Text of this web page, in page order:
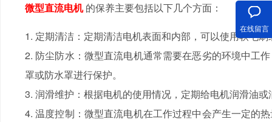
微型直流电机 的保养主要包括以下几个方面：
1. 定期清洁：定期清洁电机表面和内部，可以使用软毛刷
2. 防尘防水：微型直流电机通常需要在恶劣的环境中工作
罩或防水罩进行保护。
3. 润滑维护：根据电机的使用情况，定期给电机润滑油或润
4. 温度控制：微型直流电机在工作过程中会产生一定的
在线留言